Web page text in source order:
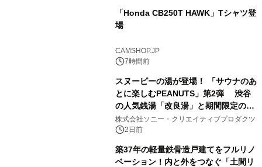
「Honda CB250T HAWK」Tシャツ登
場
CAMSHOP.JP
7時間前
スヌーピーの湯が登場！ 「サウナのあ
とに楽しむPEANUTS」第2弾 渋谷
の人気銭湯「改良湯」と期間限定のコ
ラボレーション サウナイキタイコラ
ボグッズも発売決定！
株式会社ソニー・クリエイティブプロダクツ
2日前
築37年の軽量鉄骨造戸建てをフルリノ
ベーション！内と外をつなぐ「土間リ